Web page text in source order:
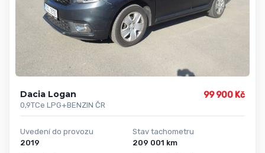
Dacia Logan
0,9TCe LPG+BENZIN ČR
99 900 Kč
Uvedení do provozu
2019
Stav tachometru
209 001 km